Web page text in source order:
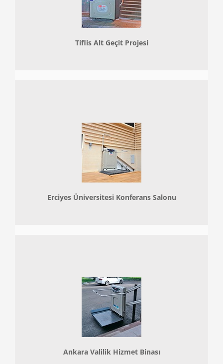
Tiflis Alt Geçit Projesi
Erciyes Üniversitesi Konferans Salonu
Ankara Valilik Hizmet Binası